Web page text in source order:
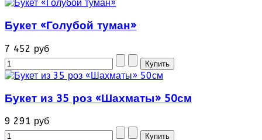
Букет «Голубой туман»
7 452 руб
Букет из 35 роз «Шахматы» 50см
9 291 руб